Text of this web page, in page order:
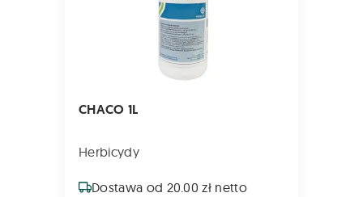
CHACO 1L
Herbicydy
Dostawa od 20.00 zł netto